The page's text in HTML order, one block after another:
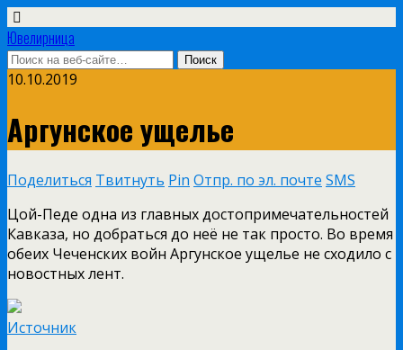
Ювелирница
10.10.2019
Аргунское ущелье
Поделиться Твитнуть Pin Отпр. по эл. почте SMS
Цой-Педе одна из главных достопримечательностей
Кавказа, но добраться до неё не так просто. Во время
обеих Чеченских войн Аргунское ущелье не сходило с
новостных лент.
Источник